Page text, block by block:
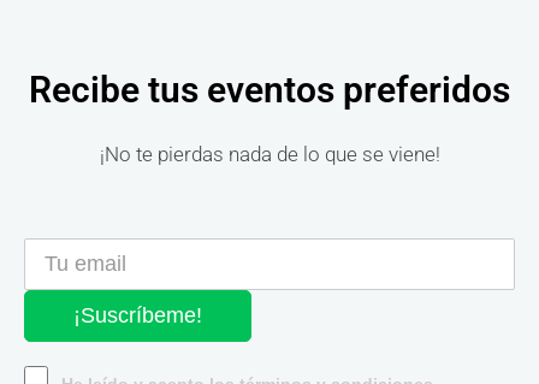
Recibe tus eventos preferidos
¡No te pierdas nada de lo que se viene!
¡Suscríbeme!